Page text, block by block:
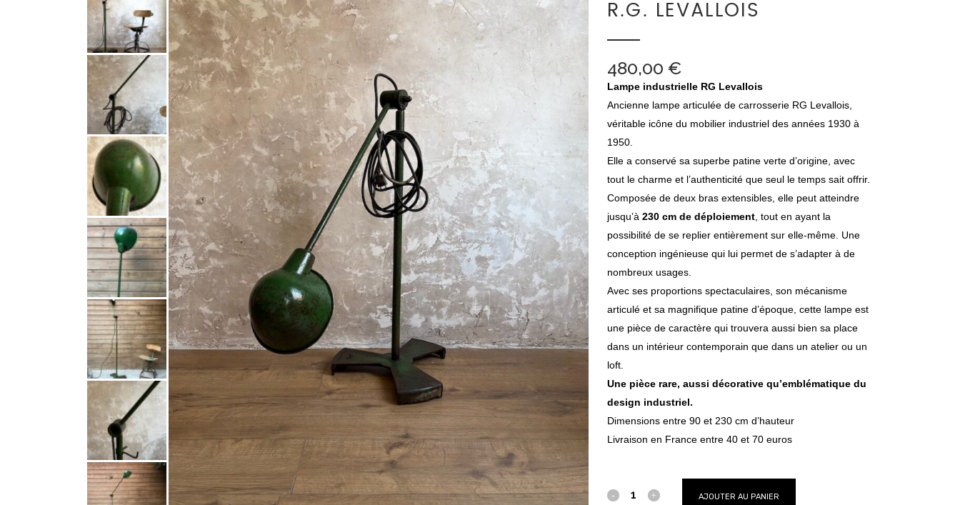
R.G. LEVALLOIS
480,00 €
Lampe industrielle RG Levallois
Ancienne lampe articulée de carrosserie RG Levallois,
véritable icône du mobilier industriel des années 1930 à
1950.
Elle a conservé sa superbe patine verte d’origine, avec
tout le charme et l’authenticité que seul le temps sait offrir.
Composée de deux bras extensibles, elle peut atteindre
jusqu’à 230 cm de déploiement, tout en ayant la
possibilité de se replier entièrement sur elle-même. Une
conception ingénieuse qui lui permet de s’adapter à de
nombreux usages.
Avec ses proportions spectaculaires, son mécanisme
articulé et sa magnifique patine d’époque, cette lampe est
une pièce de caractère qui trouvera aussi bien sa place
dans un intérieur contemporain que dans un atelier ou un
loft.
Une pièce rare, aussi décorative qu’emblématique du
design industriel.
Dimensions entre 90 et 230 cm d’hauteur
Livraison en France entre 40 et 70 euros
AJOUTER AU PANIER